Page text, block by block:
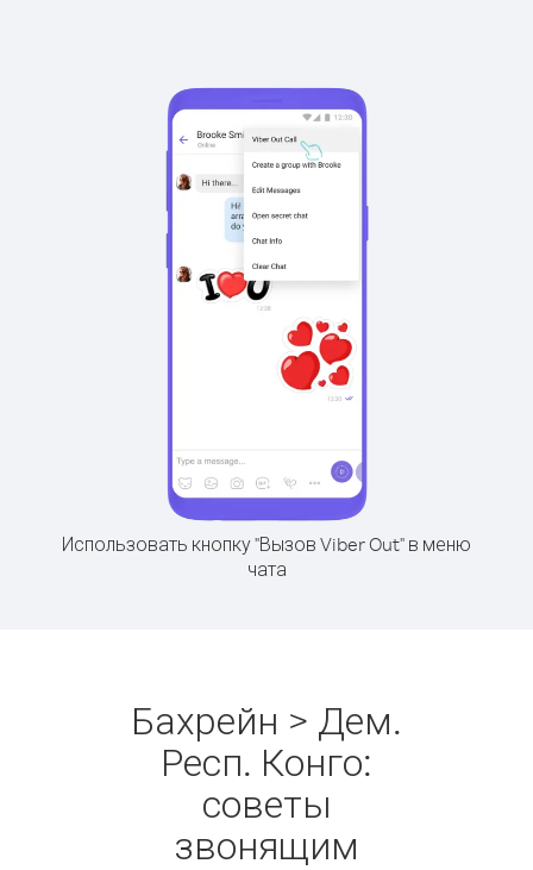
Использовать кнопку "Вызов Viber Out" в меню
чата
Бахрейн > Дем.
Респ. Конго:
советы
звонящим